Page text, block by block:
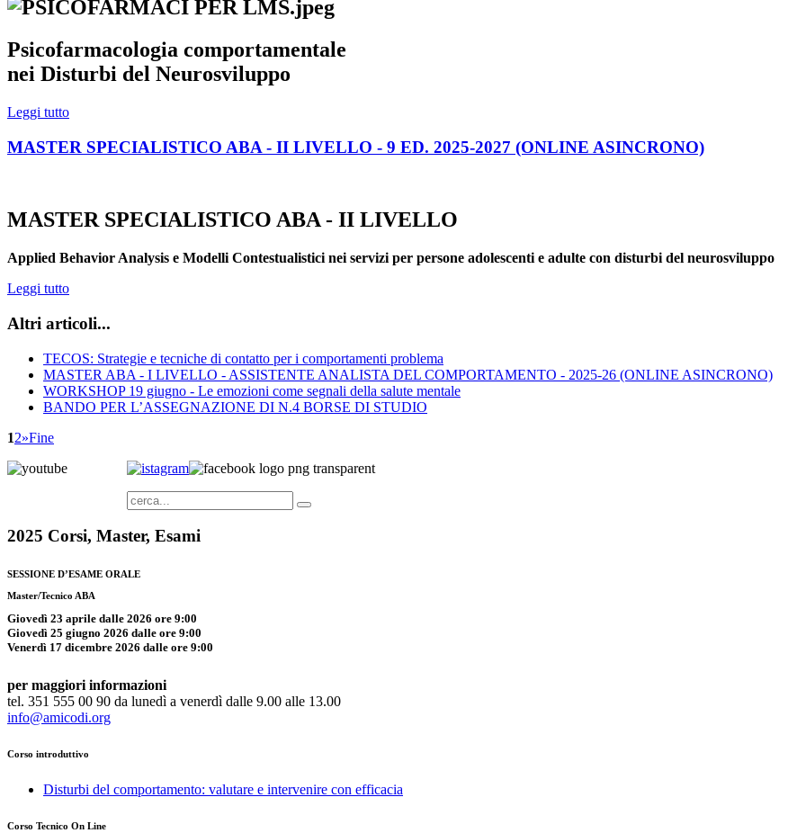
Psicofarmacologia comportamentale
nei Disturbi del Neurosviluppo
Leggi tutto
MASTER SPECIALISTICO ABA - II LIVELLO - 9 ED. 2025-2027 (ONLINE ASINCRONO)
MASTER SPECIALISTICO ABA - II LIVELLO
Applied Behavior Analysis e Modelli Contestualistici nei servizi per persone adolescenti e adulte con disturbi del neurosviluppo
Leggi tutto
Altri articoli...
TECOS: Strategie e tecniche di contatto per i comportamenti problema
MASTER ABA - I LIVELLO - ASSISTENTE ANALISTA DEL COMPORTAMENTO - 2025-26 (ONLINE ASINCRONO)
WORKSHOP 19 giugno - Le emozioni come segnali della salute mentale
BANDO PER L’ASSEGNAZIONE DI N.4 BORSE DI STUDIO
12»Fine
2025 Corsi, Master, Esami
SESSIONE D’ESAME ORALE
Master/Tecnico ABA
Giovedì 23 aprile dalle 2026 ore 9:00
Giovedì 25 giugno 2026 dalle ore 9:00
Venerdì 17 dicembre 2026 dalle ore 9:00
per maggiori informazioni
tel. 351 555 00 90 da lunedì a venerdì dalle 9.00 alle 13.00
info@amicodi.org
Corso introduttivo
Disturbi del comportamento: valutare e intervenire con efficacia
Corso Tecnico On Line